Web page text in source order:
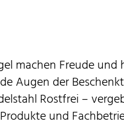
machen Freude und
Augen der
Rostfrei –
und